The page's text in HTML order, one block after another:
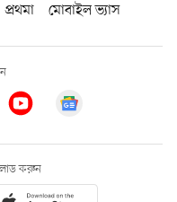
প্রথমা মোবাইল ভ্যাস
করুন